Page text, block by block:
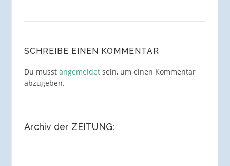
SCHREIBE EINEN KOMMENTAR
Du musst angemeldetsein, um einen Kommentar
abzugeben.
Archiv der ZEITUNG: